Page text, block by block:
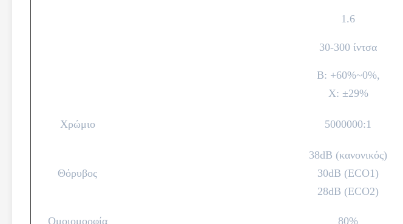
1.6
30-300 ίντσα
Β: +60%~0%,
Χ: ±29%
Χρώμιο 5000000:1
Θόρυβος
38dB (κανονικός)
30dB (ECO1)
28dB (ECO2)
Ομοιομορφία 80%